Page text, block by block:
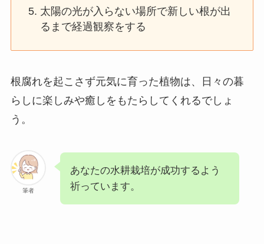
太陽の光が入らない場所で新しい根が出
るまで経過観察をする
根腐れを起こさず元気に育った植物は、日々の暮
らしに楽しみや癒しをもたらしてくれるでしょ
う。
筆者
あなたの水耕栽培が成功するよう
祈っています。